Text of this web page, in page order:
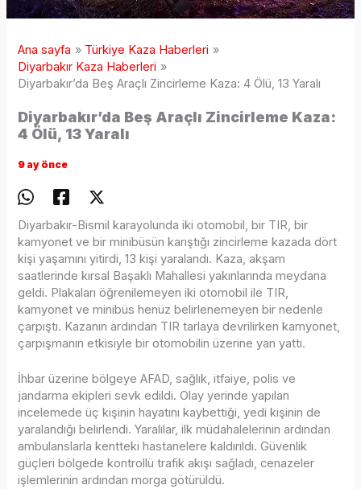
Ana sayfa
Türkiye Kaza Haberleri
Diyarbakır Kaza Haberleri
Diyarbakır’da Beş Araçlı Zincirleme Kaza: 4 Ölü, 13 Yaralı
Diyarbakır’da Beş Araçlı Zincirleme Kaza:
4 Ölü, 13 Yaralı
9 ay önce
Diyarbakır-Bismil karayolunda iki otomobil, bir TIR, bir
kamyonet ve bir minibüsün karıştığı zincirleme kazada dört
kişi yaşamını yitirdi, 13 kişi yaralandı. Kaza, akşam
saatlerinde kırsal Başaklı Mahallesi yakınlarında meydana
geldi. Plakaları öğrenilemeyen iki otomobil ile TIR,
kamyonet ve minibüs henüz belirlenemeyen bir nedenle
çarpıştı. Kazanın ardından TIR tarlaya devrilirken kamyonet,
çarpışmanın etkisiyle bir otomobilin üzerine yan yattı.
İhbar üzerine bölgeye AFAD, sağlık, itfaiye, polis ve
jandarma ekipleri sevk edildi. Olay yerinde yapılan
incelemede üç kişinin hayatını kaybettiği, yedi kişinin de
yaralandığı belirlendi. Yaralılar, ilk müdahalelerinin ardından
ambulanslarla kentteki hastanelere kaldırıldı. Güvenlik
güçleri bölgede kontrollü trafik akışı sağladı, cenazeler
işlemlerinin ardından morga götürüldü.